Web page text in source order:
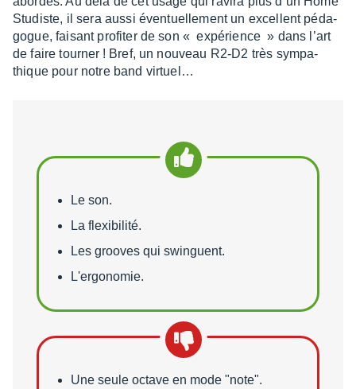
Studiste, il sera aussi éven­tuel­le­ment un excellent péda­
gogue, faisant profi­ter de son « expé­rience » dans l’art
de faire tour­ner ! Bref, un nouveau R2-D2 très sympa­
thique pour notre band virtuel…
Points forts
Le son.
La flexibilité.
Les grooves qui swinguent.
L'ergonomie.
Points faibles
Une seule octave en mode "note".